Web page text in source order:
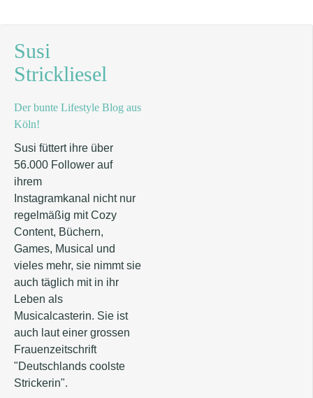
Susi
Strickliesel
Der bunte Lifestyle Blog aus
Köln!
Susi füttert ihre über
56.000 Follower auf
ihrem
Instagramkanal nicht nur
regelmäßig mit Cozy
Content, Büchern,
Games, Musical und
vieles mehr, sie nimmt sie
auch täglich mit in ihr
Leben als
Musicalcasterin. Sie ist
auch laut einer grossen
Frauenzeitschrift
"Deutschlands coolste
Strickerin".